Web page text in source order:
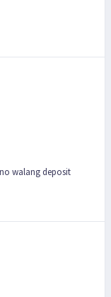
walang deposit